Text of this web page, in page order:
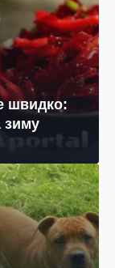
швидко:
зиму